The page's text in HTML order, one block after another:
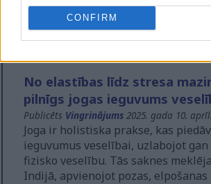
CONFIRM
veselīgam dzīvesveidam, palīdzot
iespējas, kas atbilst jūsu
vēlmēm un fiziskās sagatavotības
No elastības līdz stresa
pilnīgs jogas ieguvums
Publicēts Vingrinājums 2025. gada 10.
Joga ir holistiska prakse, kas
ieguvumus veselībai, uzlabojot gan
fizisko veselību. Tās saknes
Indijā, apvienojot pozas, elpošanas